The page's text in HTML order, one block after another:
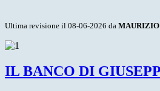
Ultima revisione il 08-06-2026 da
IL BANCO DI